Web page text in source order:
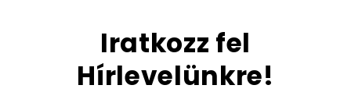
Iratkozz fel
Hírlevelünkre!